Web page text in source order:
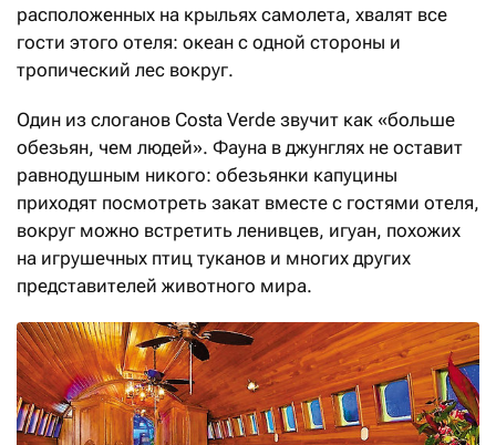
расположенных на крыльях самолета, хвалят все
гости этого отеля: океан с одной стороны и
тропический лес вокруг.
Один из слоганов Costa Verde звучит как «больше
обезьян, чем людей». Фауна в джунглях не оставит
равнодушным никого: обезьянки капуцины
приходят посмотреть закат вместе с гостями отеля,
вокруг можно встретить ленивцев, игуан, похожих
на игрушечных птиц туканов и многих других
представителей животного мира.